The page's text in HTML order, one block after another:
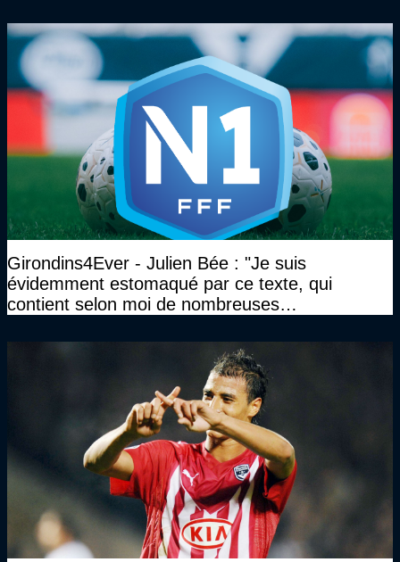
Girondins4Ever - Julien Bée : "Je suis
évidemment estomaqué par ce texte, qui
contient selon moi de nombreuses
plan juridique"